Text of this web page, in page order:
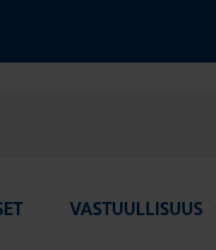
VASTUULLISUUS